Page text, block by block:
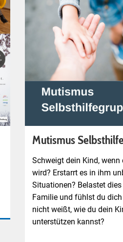
Mutismus
Schweigt dein Kind, wenn
wird? Erstarrt es in ihm
Situationen? Belastet
Familie und fühlst du
nicht weißt, wie du dein
unterstützen kannst?